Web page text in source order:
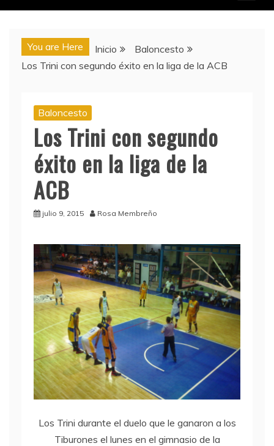
You are Here Inicio
Baloncesto
Los Trini con segundo éxito en la liga de la ACB
Baloncesto
Los Trini con segundo
éxito en la liga de la
ACB
julio 9, 2015 Rosa Membreño
Los Trini durante el duelo que le ganaron a los
Tiburones el lunes en el gimnasio de la